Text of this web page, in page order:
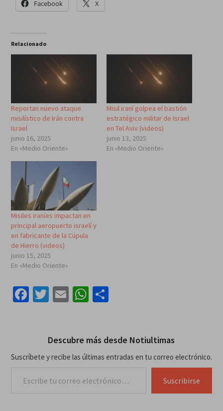
Facebook X
Relacionado
Reportan nuevo ataque
misilístico de Irán contra
Israel
junio 16, 2025
En «Medio Oriente»
Misil iraní golpea el bastión
estratégico militar de Israel
en Tel Aviv (videos)
junio 13, 2025
En «Medio Oriente»
Misiles iraníes impactan en
principal aeropuerto israelí y
en fabricante de la Cúpula
de Hierro (videos)
junio 15, 2025
En «Medio Oriente»
Facebook
Twitter
EmailWhatsApp
Compartir
Descubre más desde Notiultimas
Suscríbete y recibe las últimas entradas en tu correo electrónico.
Suscribirse